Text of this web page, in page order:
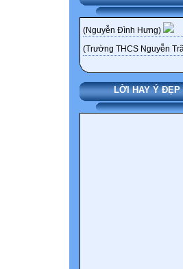
(Nguyễn Đình Hưng)
(Trường THCS Nguyễn
LỜI HAY Ý ĐẸP